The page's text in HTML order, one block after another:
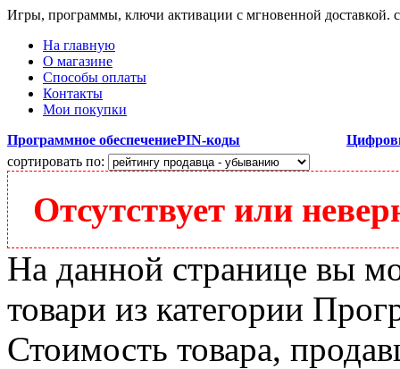
Игры, программы, ключи активации с мгновенной доставкой.
На главную
О магазине
Способы оплаты
Контакты
Мои покупки
Программное обеспечениеPIN-коды
сортировать по:
Отсутствует или
На данной странице вы
товари из категории
Стоимость товара,